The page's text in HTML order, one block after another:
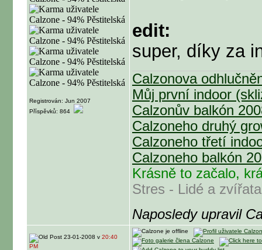
Registrován: Jun 2007
Příspěvků: 864
edit:
super, díky za
Calzonova
Můj první indoor
Calzonův balkón
Calzoneho druhý
Calzoneho třetí
Calzoneho balkón
Krásně to začalo,
Stres - Lidé a zvířata
Naposledy upravil
23-01-2008 v 20:40
PM